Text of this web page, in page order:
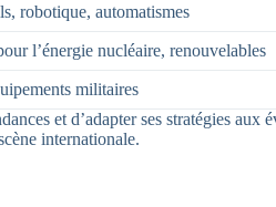
robotique, automatismes
l’énergie nucléaire, renouvelables
militaires
et d’adapter ses stratégies aux
internationale.